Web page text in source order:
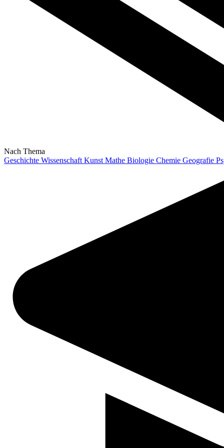
Nach Thema
Geschichte Wissenschaft Kunst Mathe Biologie Chemie Geografie